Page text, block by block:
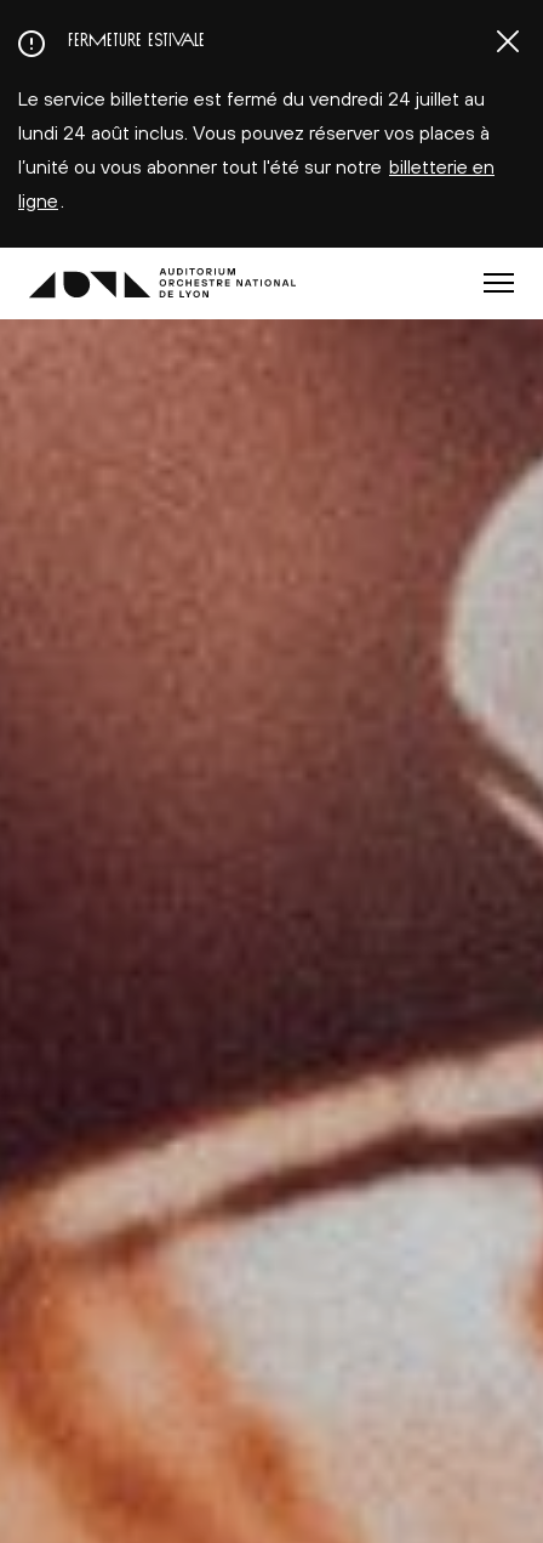
au
principal
FERMETURE ESTIVALE
Le service billetterie est fermé du vendredi 24 juillet au
lundi 24 août inclus. Vous pouvez réserver vos places à
l’unité ou vous abonner tout l'été sur notre billetterie en
ligne
Menu